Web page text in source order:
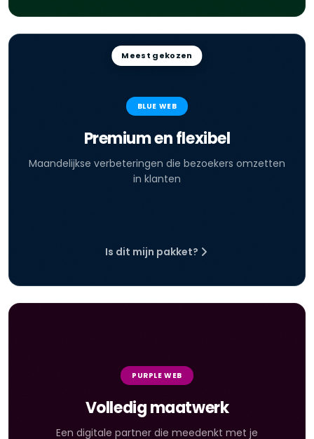
Meest gekozen
BLUE WEB
Premium en flexibel
Maandelijkse verbeteringen die bezoekers omzetten
in klanten
Is dit mijn pakket?
PURPLE WEB
Volledig maatwerk
Een digitale partner die meedenkt met je